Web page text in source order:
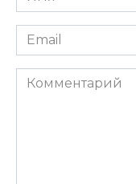
*
Email
*
Комментарий